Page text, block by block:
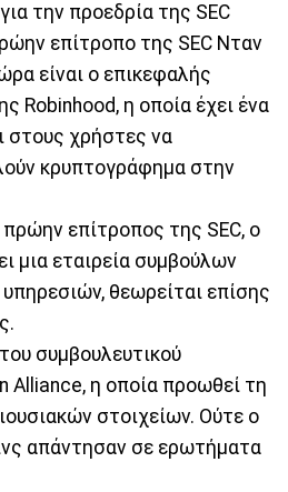
την προεδρία της SEC
επίτροπο της SEC Νταν
είναι ο επικεφαλής
Robinhood, η οποία έχει ένα
στους χρήστες να
κρυπτογράφημα στην
επίτροπος της SEC, ο
μια εταιρεία συμβούλων
θεωρείται επίσης
συμβουλευτικού
Alliance, η οποία προωθεί τη
στοιχείων. Ούτε ο
απάντησαν σε ερωτήματα